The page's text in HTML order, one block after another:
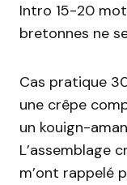
Intro 15-20
bretonnes ne
Cas pratique
une crêpe
un kouign-
L’assemblage
m’ont rappelé